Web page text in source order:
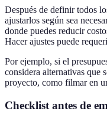
Después de definir todos
ajustarlos según sea
donde puedes reducir
Hacer ajustes puede
Por ejemplo, si el
considera alternativas que
proyecto, como filmar en
Checklist antes de